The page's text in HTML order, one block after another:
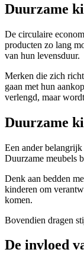
Duurzame
De circulaire
producten zo lang
van hun levensduur.
Merken die zich
gaan met hun
verlengd, maar
Duurzame
Een ander
Duurzame meubels
Denk aan bedden
kinderen om
komen.
Bovendien dragen
De invloed